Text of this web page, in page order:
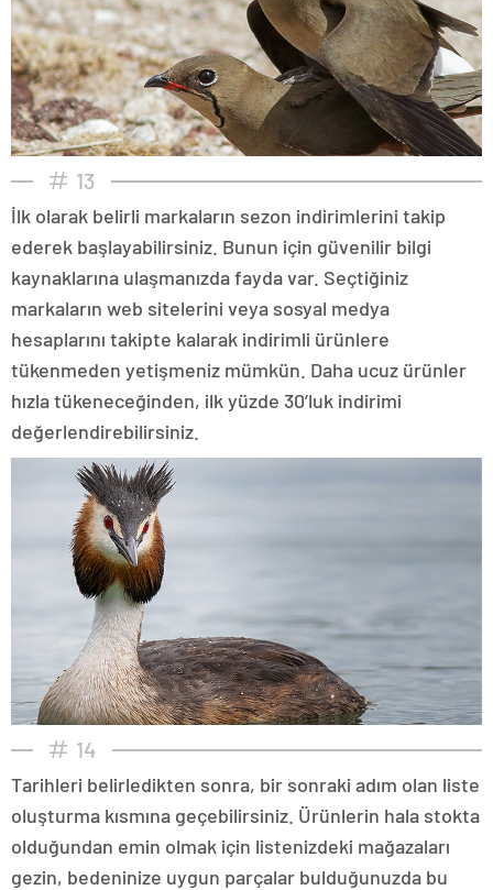
13
İlk olarak belirli markaların sezon indirimlerini takip
ederek başlayabilirsiniz. Bunun için güvenilir bilgi
kaynaklarına ulaşmanızda fayda var. Seçtiğiniz
markaların web sitelerini veya sosyal medya
hesaplarını takipte kalarak indirimli ürünlere
tükenmeden yetişmeniz mümkün. Daha ucuz ürünler
hızla tükeneceğinden, ilk yüzde 30’luk indirimi
değerlendirebilirsiniz.
14
Tarihleri belirledikten sonra, bir sonraki adım olan liste
oluşturma kısmına geçebilirsiniz. Ürünlerin hala stokta
olduğundan emin olmak için listenizdeki mağazaları
gezin, bedeninize uygun parçalar bulduğunuzda bu